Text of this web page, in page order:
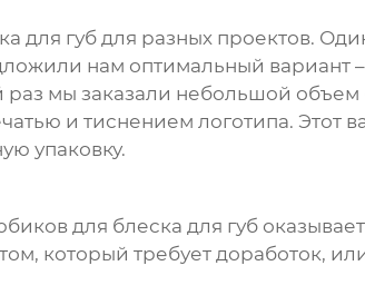
для губдля разных проектов.
нам оптимальный вариант
мы заказали небольшой объем
и тиснением логотипа. Этот
упаковку.
для блеска для губ
который требует доработок,